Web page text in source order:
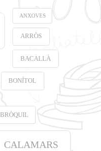
ANXOVES
ARRÒS
BACALLÀ
BONÍTOL
BRÒQUIL
CALAMARS